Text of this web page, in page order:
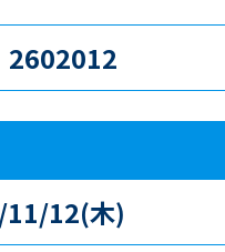
2602012
12(木)